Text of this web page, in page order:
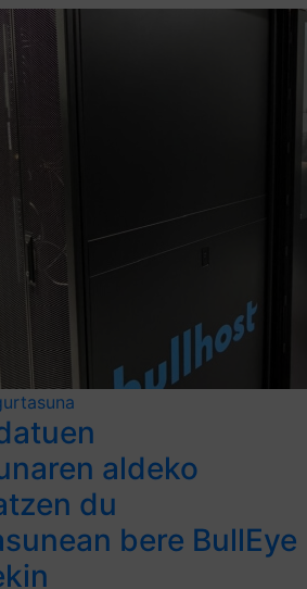
aldeko
du
bere BullEye